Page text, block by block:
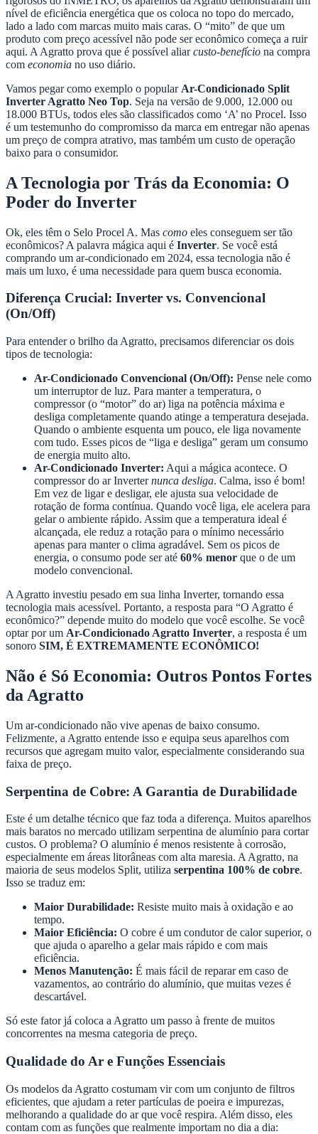
nível de eficiência energética que os coloca no topo do mercado,
lado a lado com marcas muito mais caras. O “mito” de que um
produto com preço acessível não pode ser econômico começa a ruir
aqui. A Agratto prova que é possível aliarcusto-benefício na compra
com economia no uso diário.
Vamos pegar como exemplo o popular Ar-Condicionado Split
Inverter Agratto Neo Top. Seja na versão de 9.000, 12.000 ou
18.000 BTUs, todos eles são classificados como ‘A’ no Procel. Isso
é um testemunho do compromisso da marca em entregar não apenas
um preço de compra atrativo, mas também um custo de operação
baixo para o consumidor.
A Tecnologia por Trás da Economia: O
Poder do Inverter
Ok, eles têm o Selo Procel A. Mas como eles conseguem ser tão
econômicos? A palavra mágica aqui é Inverter. Se você está
comprando um ar-condicionado em 2024, essa tecnologia não é
mais um luxo, é uma necessidade para quem busca economia.
Diferença Crucial: Inverter vs. Convencional
(On/Off)
Para entender o brilho da Agratto, precisamos diferenciar os dois
tipos de tecnologia:
Ar-Condicionado Convencional (On/Off): Pense nele como
um interruptor de luz. Para manter a temperatura, o
compressor (o “motor” do ar) liga na potência máxima e
desliga completamente quando atinge a temperatura desejada.
Quando o ambiente esquenta um pouco, ele liga novamente
com tudo. Esses picos de “liga e desliga” geram um consumo
de energia muito alto.
Ar-Condicionado Inverter: Aqui a mágica acontece. O
compressor do ar Inverternunca desliga. Calma, isso é bom!
Em vez de ligar e desligar, ele ajusta sua velocidade de
rotação de forma contínua. Quando você liga, ele acelera para
gelar o ambiente rápido. Assim que a temperatura ideal é
alcançada, ele reduz a rotação para o mínimo necessário
apenas para manter o clima agradável. Sem os picos de
energia, o consumo pode ser até 60% menor que o de um
modelo convencional.
A Agratto investiu pesado em sua linha Inverter, tornando essa
tecnologia mais acessível. Portanto, a resposta para “O Agratto é
econômico?” depende muito do modelo que você escolhe. Se você
optar por um Ar-Condicionado Agratto Inverter, a resposta é um
sonoro SIM, É EXTREMAMENTE ECONÔMICO!
Não é Só Economia: Outros Pontos Fortes
da Agratto
Um ar-condicionado não vive apenas de baixo consumo.
Felizmente, a Agratto entende isso e equipa seus aparelhos com
recursos que agregam muito valor, especialmente considerando sua
faixa de preço.
Serpentina de Cobre: A Garantia de Durabilidade
Este é um detalhe técnico que faz toda a diferença. Muitos aparelhos
mais baratos no mercado utilizam serpentina de alumínio para cortar
custos. O problema? O alumínio é menos resistente à corrosão,
especialmente em áreas litorâneas com alta maresia. A Agratto, na
maioria de seus modelos Split, utiliza serpentina 100% de cobre.
Isso se traduz em:
Maior Durabilidade: Resiste muito mais à oxidação e ao
tempo.
Maior Eficiência: O cobre é um condutor de calor superior, o
que ajuda o aparelho a gelar mais rápido e com mais
eficiência.
Menos Manutenção: É mais fácil de reparar em caso de
vazamentos, ao contrário do alumínio, que muitas vezes é
descartável.
Só este fator já coloca a Agratto um passo à frente de muitos
concorrentes na mesma categoria de preço.
Qualidade do Ar e Funções Essenciais
Os modelos da Agratto costumam vir com um conjunto de filtros
eficientes, que ajudam a reter partículas de poeira e impurezas,
melhorando a qualidade do ar que você respira. Além disso, eles
contam com as funções que realmente importam no dia a dia: